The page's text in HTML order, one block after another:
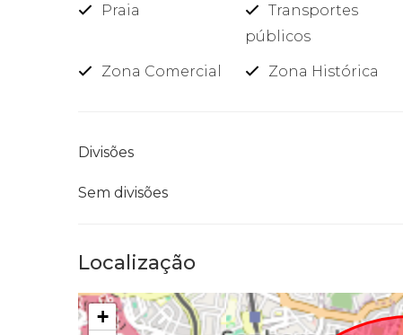
Praia
Transportes
públicos
Zona Comercial Zona Histórica
Divisões
Sem divisões
Localização
+